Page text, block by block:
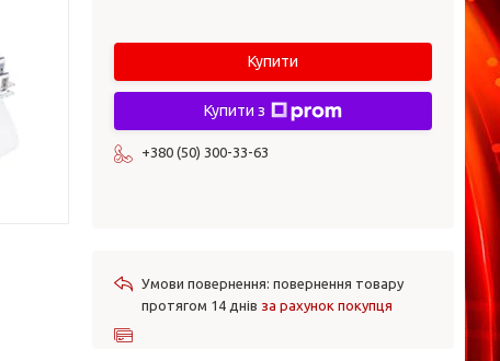
Купити
Купити з
+380 (50) 300-33-63
повернення товару
протягом 14 днів за рахунок покупця